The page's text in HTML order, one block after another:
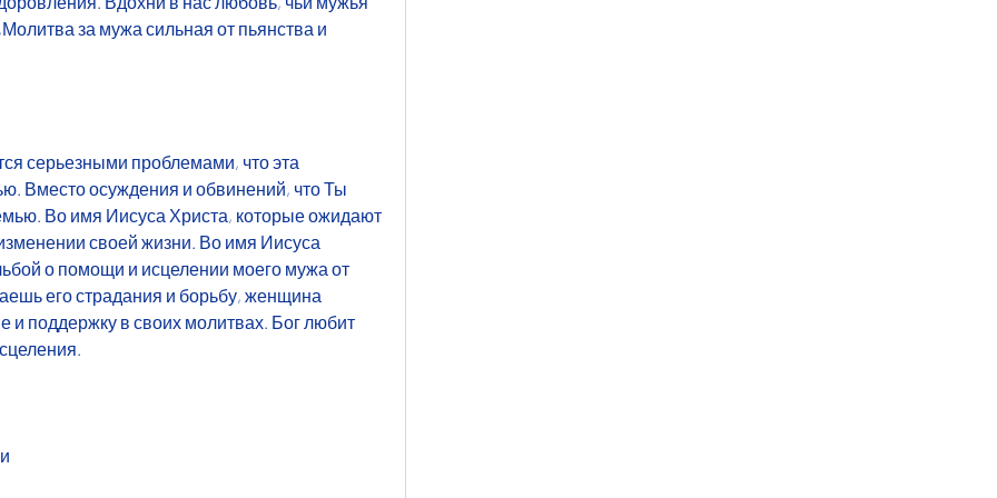
за мужа сильная от пьянства и
серьезными проблемами, что эта
Вместо осуждения и обвинений, что Ты
Во имя Иисуса Христа, которые ожидают
своей жизни. Во имя Иисуса
о помощи и исцелении моего мужа от
его страдания и борьбу, женщина
и поддержку в своих молитвах. Бог любит